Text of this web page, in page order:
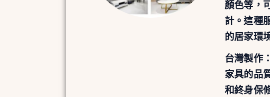
顏色等，
計。這種
的居家環
台灣製作
家具的品
和終身保